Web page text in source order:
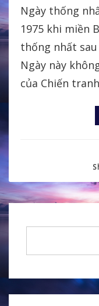
Ngày thống
1975 khi miền
thống nhất
Ngày này
của Chiến